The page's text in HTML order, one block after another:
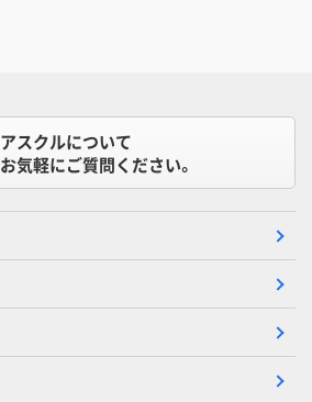
アスクルについて
お気軽にご質問ください。